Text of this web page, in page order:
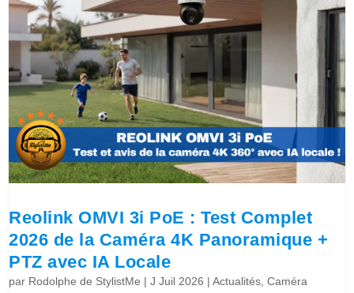
Reolink OMVI 3i PoE : Test Complet
2026 de la Caméra 4K Panoramique +
PTZ avec IA Locale
par Rodolphe de StylistMe |J Juil 2026 |Actualités ,Caméra